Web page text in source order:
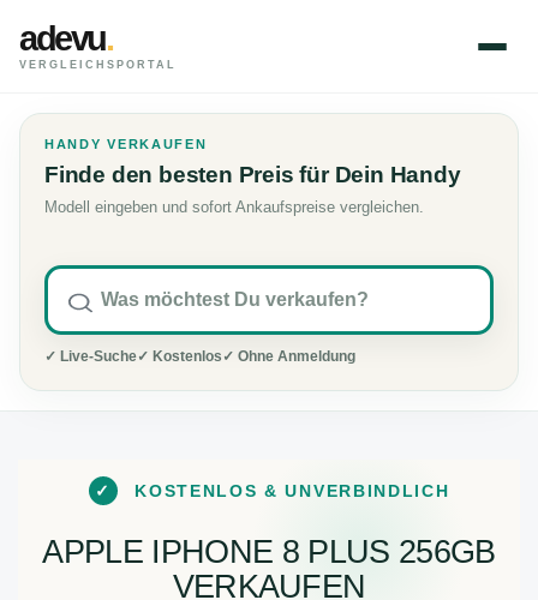
adevu.
VERGLEICHSPORTAL
HANDY VERKAUFEN
Finde den besten Preis für Dein Handy
Modell eingeben und sofort Ankaufspreise vergleichen.
✓ Live-Suche✓ Kostenlos ✓ Ohne Anmeldung
✓ KOSTENLOS & UNVERBINDLICH
APPLE IPHONE 8 PLUS 256GB
VERKAUFEN